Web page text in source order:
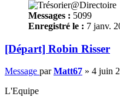
Messages : 5099
Enregistré le : 7 janv.
[Départ] Robin Risser
Message parMatt67 » 4 juin
L'Equipe